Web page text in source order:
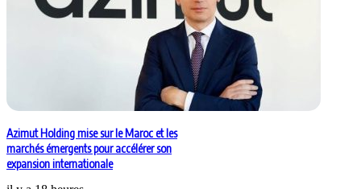
Azimut Holding mise sur le Maroc et les
marchés émergents pour accélérer son
expansion internationale